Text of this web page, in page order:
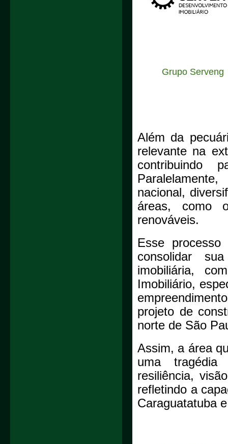
Grupo Serveng
Além da
relevante na
contribuindo
nacional,
áreas, como
renováveis.
Esse
consolidar
imobiliária,
Imobiliário,
projeto de
norte de São
Assim, a área
uma tragédia
resiliência,
refletindo a
Caraguatatuba